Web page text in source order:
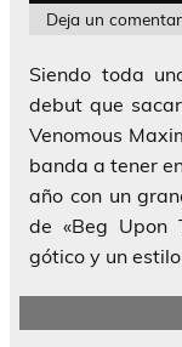
Deja un
Siendo toda
debut que
Venomous
banda a tener
año con un
de «Beg Upon
gótico y un